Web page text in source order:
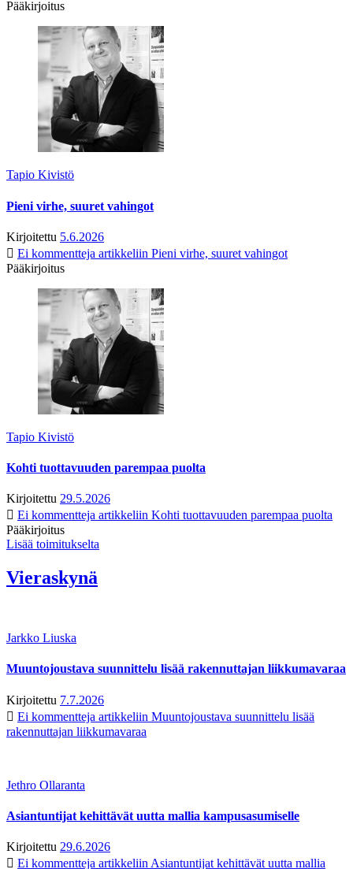
Pääkirjoitus
Tapio Kivistö
Pieni virhe, suuret vahingot
Kirjoitettu 5.6.2026
Ei kommentteja artikkeliin Pieni virhe, suuret vahingot
Pääkirjoitus
Tapio Kivistö
Kohti tuottavuuden parempaa puolta
Kirjoitettu 29.5.2026
Ei kommentteja artikkeliin Kohti tuottavuuden parempaa puolta
Pääkirjoitus
Lisää toimitukselta
Vieraskynä
Jarkko Liuska
Muuntojoustava suunnittelu lisää rakennuttajan liikkumavaraa
Kirjoitettu 7.7.2026
Ei kommentteja artikkeliin Muuntojoustava suunnittelu lisää
rakennuttajan liikkumavaraa
Jethro Ollaranta
Asiantuntijat kehittävät uutta mallia kampusasumiselle
Kirjoitettu 29.6.2026
Ei kommentteja artikkeliin Asiantuntijat kehittävät uutta mallia